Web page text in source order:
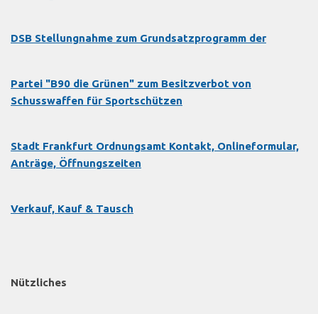
DSB Stellungnahme zum Grundsatzprogramm der
Partei "B90 die Grünen" zum Besitzverbot von
Schusswaffen für Sportschützen
Stadt Frankfurt Ordnungsamt Kontakt, Onlineformular,
Anträge, Öffnungszeiten
Verkauf, Kauf & Tausch
Nützliches